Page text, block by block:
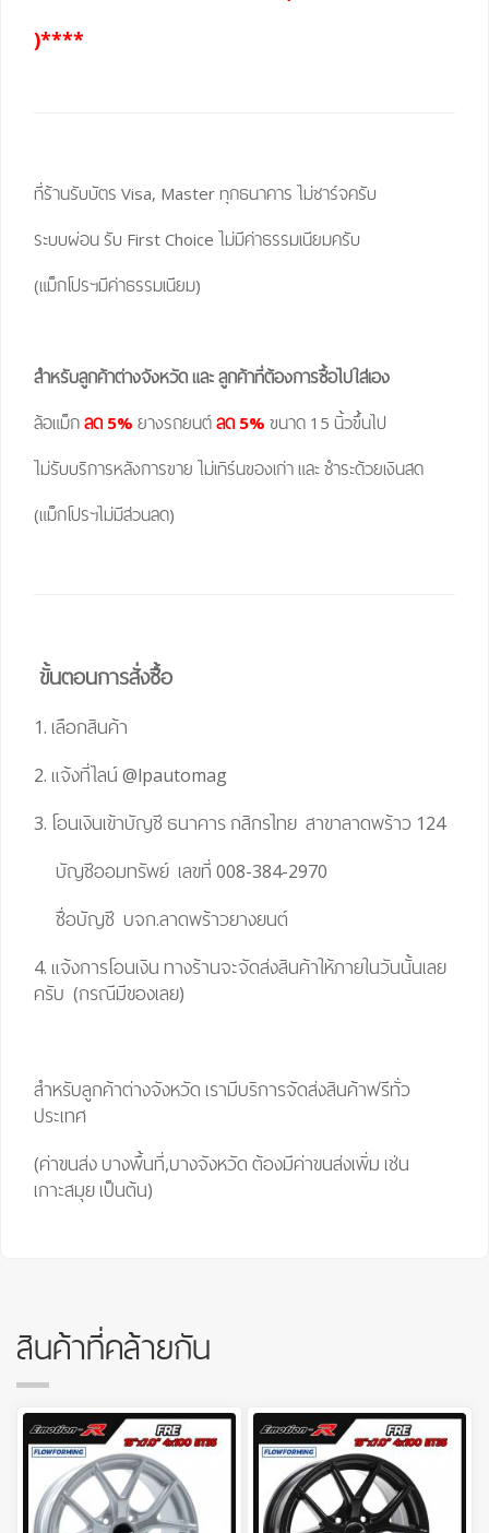
)****
ที่ร้านรับบัตร Visa, Master ทุกธนาคาร ไม่ชาร์จครับ
ระบบผ่อน รับ First Choice ไม่มีค่าธรรมเนียมครับ
(แม็กโปรฯมีค่าธรรมเนียม)
สำหรับลูกค้าต่างจังหวัด และ ลูกค้าที่ต้องการซื้อไปใส่เอง
ล้อแม็ก ลด 5% ยางรถยนต์ ลด 5% ขนาด 15 นิ้วขึ้นไป
ไม่รับบริการหลังการขาย ไม่เทิร์นของเก่า และ ชำระด้วยเงินสด
(แม็กโปรฯไม่มีส่วนลด)
ขั้นตอนการสั่งซื้อ
1. เลือกสินค้า
2. แจ้งที่ไลน์ @lpautomag
3. โอนเงินเข้าบัญชี ธนาคาร กสิกรไทย สาขาลาดพร้าว 124
บัญชีออมทรัพย์ เลขที่ 008-384-2970
ชื่อบัญชี บจก.ลาดพร้าวยางยนต์
4. แจ้งการโอนเงิน ทางร้านจะจัดส่งสินค้าให้ภายในวันนั้นเลย
ครับ (กรณีมีของเลย)
สำหรับลูกค้าต่างจังหวัด เรามีบริการจัดส่งสินค้าฟรีทั่ว
ประเทศ
(ค่าขนส่ง บางพื้นที่,บางจังหวัด ต้องมีค่าขนส่งเพิ่ม เช่น
เกาะสมุย เป็นต้น)
สินค้าที่คล้ายกัน